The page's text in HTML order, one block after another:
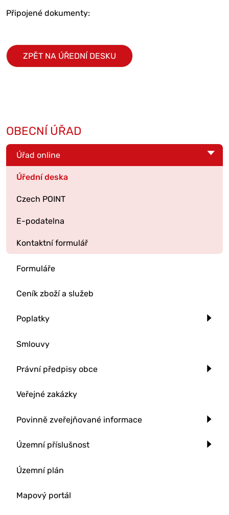
Připojené dokumenty:
ZPĚT NA ÚŘEDNÍ DESKU
OBECNÍ ÚŘAD
Úřad online
Úřední deska
Czech POINT
E-podatelna
Kontaktní formulář
Formuláře
Ceník zboží a služeb
Poplatky
Smlouvy
Právní předpisy obce
Veřejné zakázky
Povinně zveřejňované informace
Územní příslušnost
Územní plán
Mapový portál